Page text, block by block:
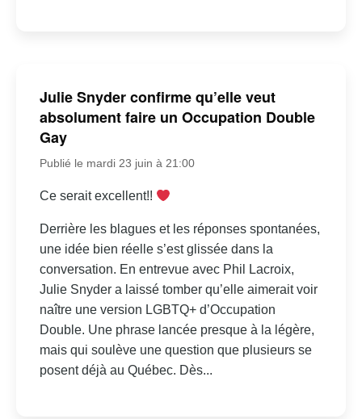
Julie Snyder confirme qu’elle veut
absolument faire un Occupation Double
Gay
Publié le mardi 23 juin à 21:00
Ce serait excellent!!
Derrière les blagues et les réponses spontanées,
une idée bien réelle s’est glissée dans la
conversation. En entrevue avec Phil Lacroix,
Julie Snyder a laissé tomber qu’elle aimerait voir
naître une version LGBTQ+ d’Occupation
Double. Une phrase lancée presque à la légère,
mais qui soulève une question que plusieurs se
posent déjà au Québec. Dès...